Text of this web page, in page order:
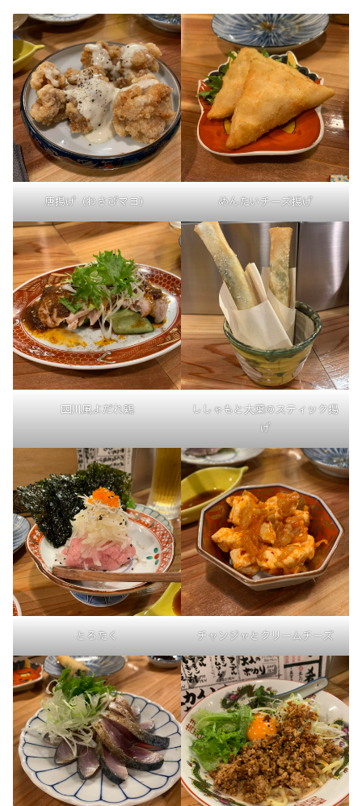
唐揚げ（わさびマヨ） めんたいチーズ揚げ
四川風よだれ鶏
ししゃもと大葉のスティック揚
げ
とろたく チャンジャとクリームチーズ